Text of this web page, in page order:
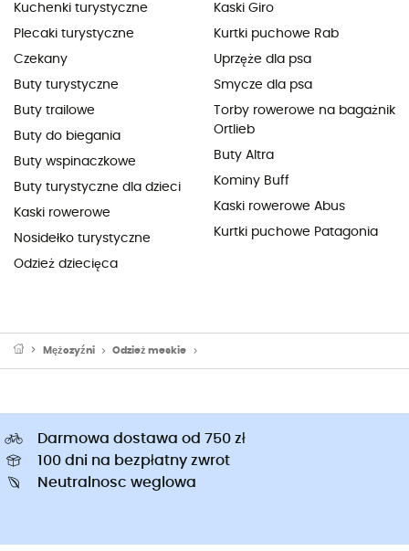
Kuchenki turystyczne
Plecaki turystyczne
Czekany
Buty turystyczne
Buty trailowe
Buty do biegania
Buty wspinaczkowe
Buty turystyczne dla dzieci
Kaski rowerowe
Nosidełko turystyczne
Odzież dziecięca
Kaski Giro
Kurtki puchowe Rab
Uprzęże dla psa
Smycze dla psa
Torby rowerowe na bagażnik
Ortlieb
Buty Altra
Kominy Buff
Kaski rowerowe Abus
Kurtki puchowe Patagonia
Mężczyźni Odzież meskie
Darmowa dostawa od 750 zł
100 dni na bezpłatny zwrot
Neutralnosc weglowa